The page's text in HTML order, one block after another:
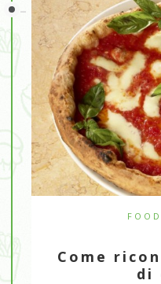
Come
di